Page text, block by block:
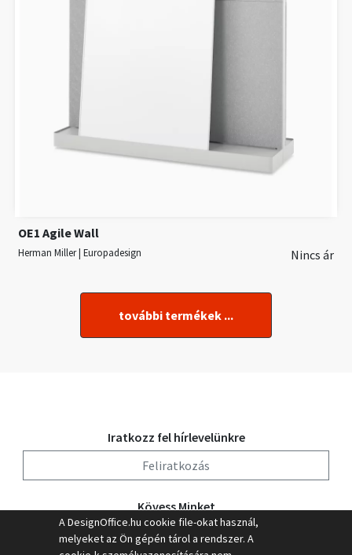
OE1 Agile Wall
Herman Miller | Europadesign Nincs ár
további termékek ...
Iratkozz fel hírlevelünkre
Feliratkozás
Kövess Minket
A DesignOffice.hu cookie file-okat használ,
melyeket az Ön gépén tárol a rendszer. A